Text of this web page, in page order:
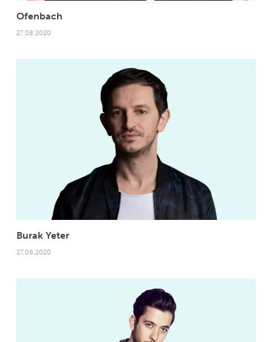
Ofenbach
27.08.2020
Burak Yeter
27.08.2020